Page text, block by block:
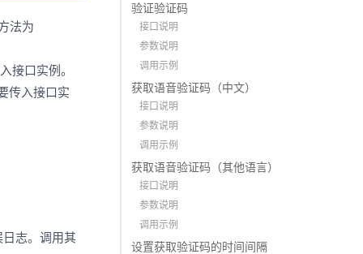
法为
接口实例。
传入接口实
志。调用其
验证验证码
接口说明
参数说明
调用示例
获取语音验证码（中文）
接口说明
参数说明
调用示例
获取语音验证码（其他语言）
接口说明
参数说明
调用示例
设置获取验证码的时间间隔